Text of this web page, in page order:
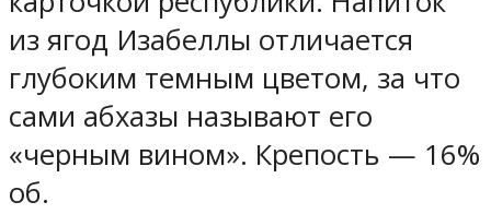
из ягод Изабеллы отличается
глубоким темным цветом, за что
сами абхазы называют его
«черным вином». Крепость — 16%
об.